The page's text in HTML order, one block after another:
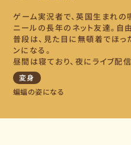
ゲーム実況者で、英国生まれの
ニールの長年のネット友達。自
普段は、見た目に無頓着でほっ
ンになる。
昼間は寝ており、夜にライブ配
変身
蝙蝠の姿になる